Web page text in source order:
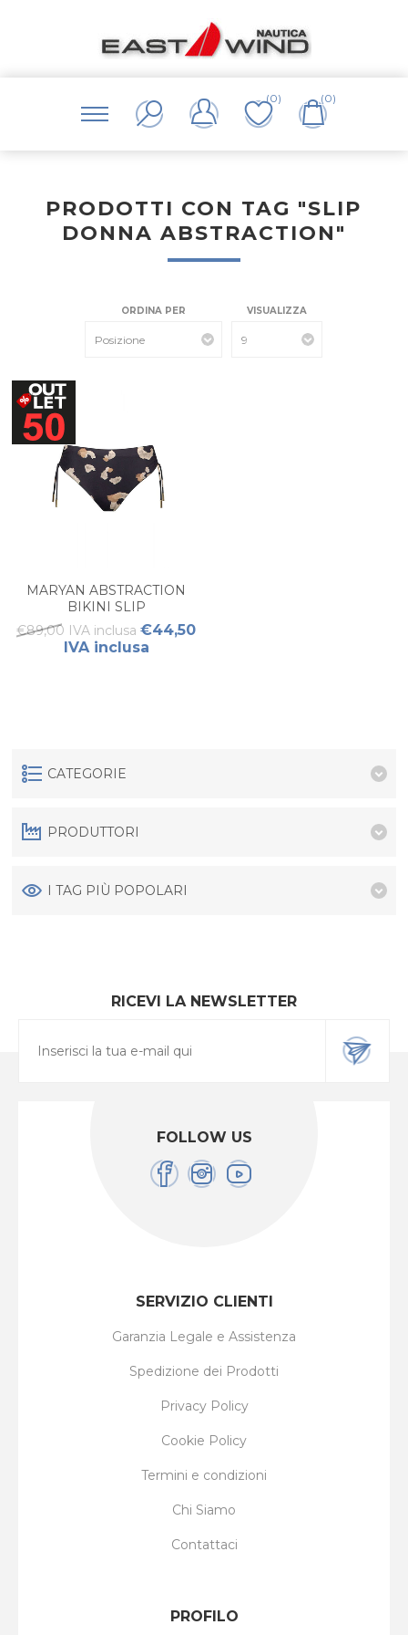
(0) (0)
PRODOTTI CON TAG "SLIP
DONNA ABSTRACTION"
ORDINA PER VISUALIZZA
MARYAN ABSTRACTION
BIKINI SLIP
€89,00 IVA inclusa €44,50
IVA inclusa
CATEGORIE
PRODUTTORI
I TAG PIÙ POPOLARI
RICEVI LA NEWSLETTER
FOLLOW US
SERVIZIO CLIENTI
Garanzia Legale e Assistenza
Spedizione dei Prodotti
Privacy Policy
Cookie Policy
Termini e condizioni
Chi Siamo
Contattaci
PROFILO